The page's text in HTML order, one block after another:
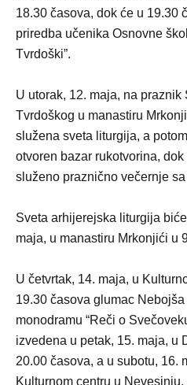
18.30 časova, dok će u 19.30
priredba učenika Osnovne
Tvrdoški”.
U utorak, 12. maja, na
Tvrdoškog u manastiru
služena sveta liturgija, a
otvoren bazar rukotvorina,
služeno praznično večernje
Sveta arhijerejska liturgija
maja, u manastiru Mrkonjići u
U četvrtak, 14. maja, u
19.30 časova glumac
monodramu “Reči o
izvedena u petak, 15. maja, u
20.00 časova, a u subotu, 16.
Kulturnom centru u Nevesinju.